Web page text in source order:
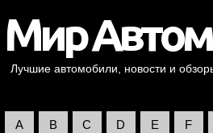
Лучшие автомобили, новости и
A B C D E F